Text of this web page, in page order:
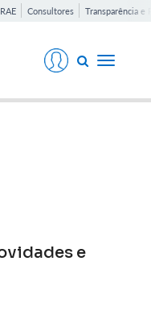
Consultores Transparência e
Toggle
e